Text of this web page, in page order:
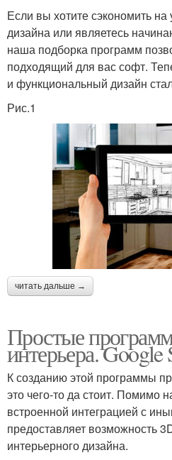
Если вы хотите сэкономить на
дизайна или являетесь
наша подборка программ
подходящий для вас софт.
и функциональный дизайн
Рис.1
читать дальше →
Простые
интерьера. Google
К созданию этой программы
это чего-то да стоит. Помимо
встроенной интеграцией с
предоставляет возможность
интерьерного дизайна.